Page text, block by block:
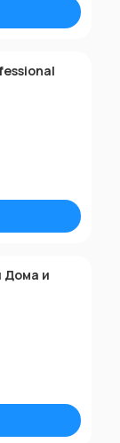
Дома и